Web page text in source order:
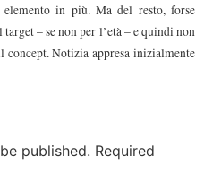
in più. Ma del resto, forse
– se non per l’età – e quindi non
concept. Notizia appresa inizialmente
published. Required